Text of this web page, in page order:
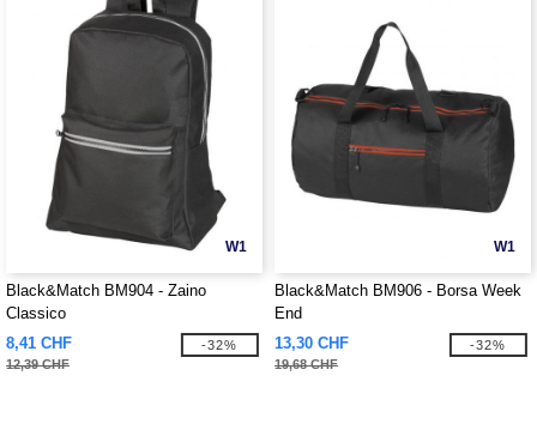
W1
Black&Match BM904 - Zaino
Classico
8,41 CHF
12,39 CHF
-32%
W1
Black&Match BM906 - Borsa Week
End
13,30 CHF
19,68 CHF
-32%